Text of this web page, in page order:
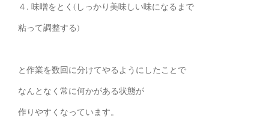
４. 味噌をとく(しっかり美味しい味になるまで
粘って調整する)
と作業を数回に分けてやるようにしたことで
なんとなく常に何かがある状態が
作りやすくなっています。